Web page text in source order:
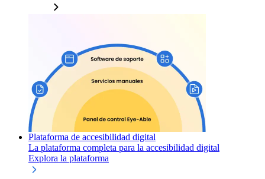
Plataforma de accesibilidad digital
La plataforma completa para la accesibilidad digital
Explora la plataforma